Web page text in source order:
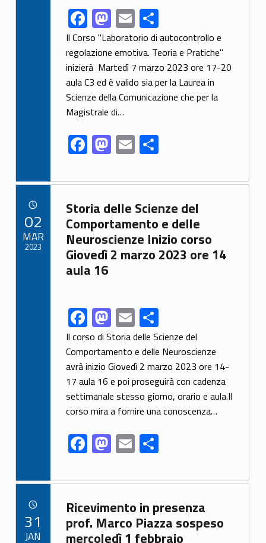
Link identifier share facebook archive #share-link-archive-96395F
ac
e
b
o
o
k
M
as
to
d
o
n
E
m
ai
l
S
h
ar
e
Il Corso "Laboratorio di autocontrollo e
regolazione emotiva. Teoria e Pratiche"
inizierà Martedì 7 marzo 2023 ore 17-20
aula C3 ed è valido sia per la Laurea in
Scienze della Comunicazione che per la
Magistrale di…
F
ac
e
b
o
o
k
M
as
to
d
o
n
E
m
ai
l
S
h
ar
e
Link identifier archive #link-archive-11018
Storia delle Scienze del
Comportamento e delle
Neuroscienze Inizio corso
Giovedì 2 marzo 2023 ore 14
aula 16
Link identifier share facebook archive #share-link-archive-32412F
ac
e
b
o
o
k
M
as
to
d
o
n
E
m
ai
l
S
h
ar
e
Il corso di Storia delle Scienze del
Comportamento e delle Neuroscienze
avrà inizio Giovedì 2 marzo 2023 ore 14-
17 aula 16 e poi proseguirà con cadenza
settimanale stesso giorno, orario e aula.Il
corso mira a fornire una conoscenza…
F
ac
e
b
o
M
as
to
d
o
E
m
ai
l
S
ar
e
02
MAR
2023
Link identifier archive #link-archive-80987
Ricevimento in presenza
prof. Marco Piazza sospeso
mercoledì 1 febbraio
31
JAN